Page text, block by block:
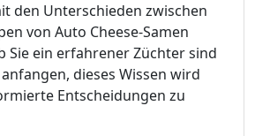
den Unterschieden zwischen
von Auto Cheese-Samen
Sie ein erfahrener Züchter sind
dieses Wissen wird
Entscheidungen zu